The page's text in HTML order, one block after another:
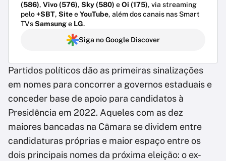
(586), Vivo (576), Sky (580) eOi (175), via streaming
pelo+SBT, SiteeYouTube, além dos canais nas Smart
TVsSamsunge LG.
Siga no Google Discover
Partidos políticos dão as primeiras sinalizações
em nomes para concorrer a governos estaduais e
conceder base de apoio para candidatos à
Presidência em 2022. Aqueles com as dez
maiores bancadas na Câmara se dividem entre
candidaturas próprias e maior espaço entre os
dois principais nomes da próxima eleição: o ex-